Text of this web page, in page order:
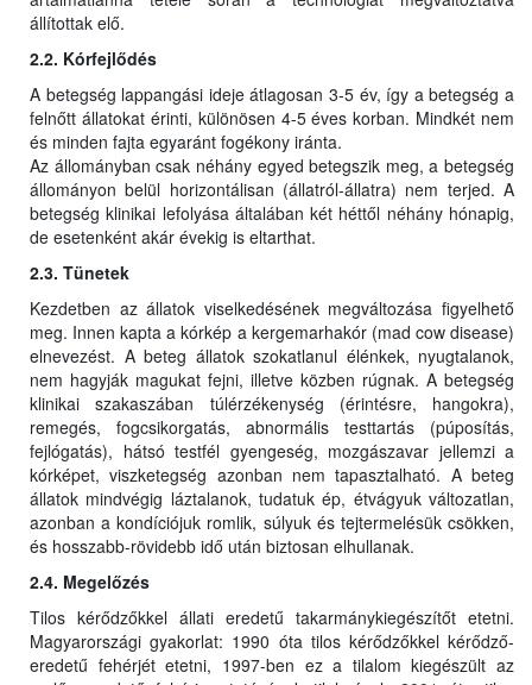
állítottak elő.
2.2. Kórfejlődés
A betegség lappangási ideje átlagosan 3-5 év, így a betegség a
felnőtt állatokat érinti, különösen 4-5 éves korban. Mindkét nem
és minden fajta egyaránt fogékony iránta.
Az állományban csak néhány egyed betegszik meg, a betegség
állományon belül horizontálisan (állatról-állatra) nem terjed. A
betegség klinikai lefolyása általában két héttől néhány hónapig,
de esetenként akár évekig is eltarthat.
2.3. Tünetek
Kezdetben az állatok viselkedésének megváltozása figyelhető
meg. Innen kapta a kórkép a kergemarhakór (mad cow disease)
elnevezést. A beteg állatok szokatlanul élénkek, nyugtalanok,
nem hagyják magukat fejni, illetve közben rúgnak. A betegség
klinikai szakaszában túlérzékenység (érintésre, hangokra),
remegés, fogcsikorgatás, abnormális testtartás (púposítás,
fejlógatás), hátsó testfél gyengeség, mozgászavar jellemzi a
kórképet, viszketegség azonban nem tapasztalható. A beteg
állatok mindvégig láztalanok, tudatuk ép, étvágyuk változatlan,
azonban a kondíciójuk romlik, súlyuk és tejtermelésük csökken,
és hosszabb-rövidebb idő után biztosan elhullanak.
2.4. Megelőzés
Tilos kérődzőkkel állati eredetű takarmánykiegészítőt etetni.
Magyarországi gyakorlat: 1990 óta tilos kérődzőkkel kérődző-
eredetű fehérjét etetni, 1997-ben ez a tilalom kiegészült az